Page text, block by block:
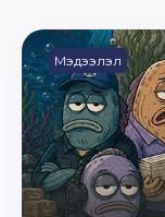
Мэдээлэл